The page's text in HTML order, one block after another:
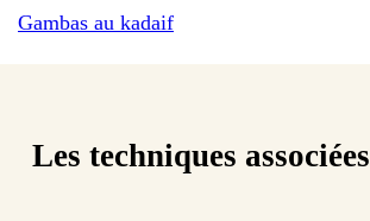
Gambas au kadaif
Les techniques associées